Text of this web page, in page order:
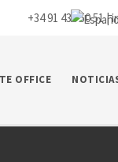
+34 91 435 50 51 |
OFFICE